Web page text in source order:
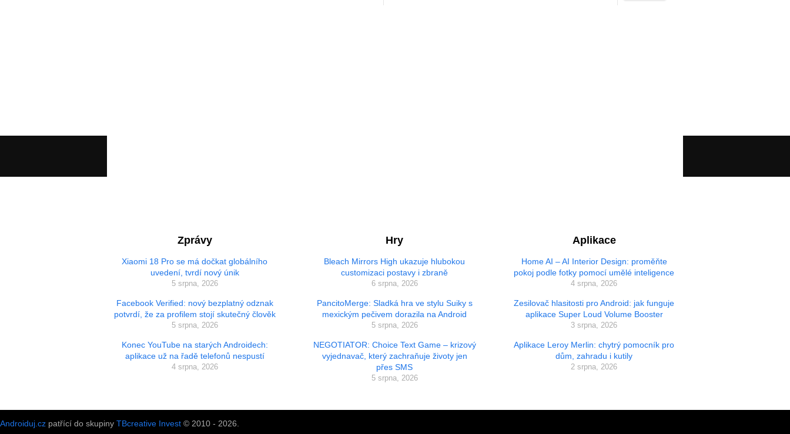
Zprávy
Xiaomi 18 Pro se má dočkat globálního
uvedení, tvrdí nový únik
5 srpna, 2026
Facebook Verified: nový bezplatný odznak
potvrdí, že za profilem stojí skutečný člověk
5 srpna, 2026
Konec YouTube na starých Androidech:
aplikace už na řadě telefonů nespustí
4 srpna, 2026
Hry
Bleach Mirrors High ukazuje hlubokou
customizaci postavy i zbraně
6 srpna, 2026
PancitoMerge: Sladká hra ve stylu Suiky s
mexickým pečivem dorazila na Android
5 srpna, 2026
NEGOTIATOR: Choice Text Game – krizový
vyjednavač, který zachraňuje životy jen
přes SMS
5 srpna, 2026
Aplikace
Home AI – AI Interior Design: proměňte
pokoj podle fotky pomocí umělé inteligence
4 srpna, 2026
Zesilovač hlasitosti pro Android: jak funguje
aplikace Super Loud Volume Booster
3 srpna, 2026
Aplikace Leroy Merlin: chytrý pomocník pro
dům, zahradu i kutily
2 srpna, 2026
Androiduj.cz patřící do skupiny TBcreative Invest © 2010 - 2026.